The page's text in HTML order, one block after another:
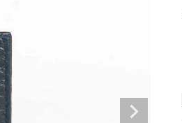
財布
型サイフ
ルト
ウンド財布